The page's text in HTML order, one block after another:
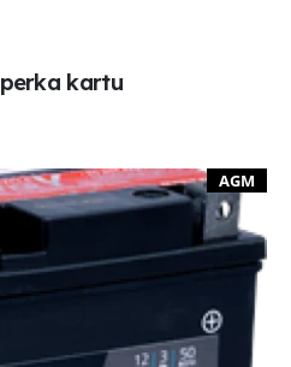
perka kartu
AGM